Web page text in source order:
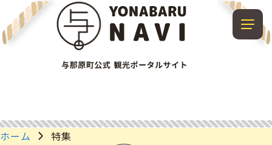
ホーム 特集